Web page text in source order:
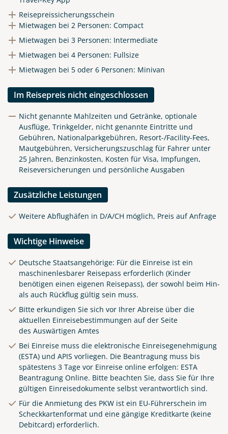
Reisepreissicherungsschein
Mietwagen bei 2 Personen: Compact
Mietwagen bei 3 Personen: Intermediate
Mietwagen bei 4 Personen: Fullsize
Mietwagen bei 5 oder 6 Personen: Minivan
Im Reisepreis nicht eingeschlossen
Nicht genannte Mahlzeiten und Getränke, optionale
Ausflüge, Trinkgelder, nicht genannte Eintritte und
Gebühren, Nationalparkgebühren, Resort-/Facility-Fees,
Mautgebühren, Versicherungszuschlag für Fahrer unter
25 Jahren, Benzinkosten, Kosten für Visa, Impfungen,
Reiseversicherungen und persönliche Ausgaben
Zusätzliche Leistungen
Weitere Abflughäfen in D/A/CH möglich, Preis auf Anfrage
Wichtige Hinweise
Deutsche Staatsangehörige: Für die Einreise ist ein
maschinenlesbarer Reisepass erforderlich (Kinder
benötigen einen eigenen Reisepass), der sowohl beim Hin-
als auch Rückflug gültig sein muss.
Bitte erkundigen Sie sich vor Ihrer Abreise über die
aktuellen Einreisebestimmungen auf der Seite
des Auswärtigen Amtes
Bei Einreise muss die elektronische Einreisegenehmigung
(ESTA) und APIS vorliegen. Die Beantragung muss bis
spätestens 3 Tage vor Einreise online erfolgen: ESTA
Beantragung Online. Bitte beachten Sie, dass Sie für Ihre
gültigen Einreisedokumente selbst verantwortlich sind.
Für die Anmietung des PKW ist ein EU-Führerschein im
Scheckkartenformat und eine gängige Kreditkarte (keine
Debitcard) erforderlich.